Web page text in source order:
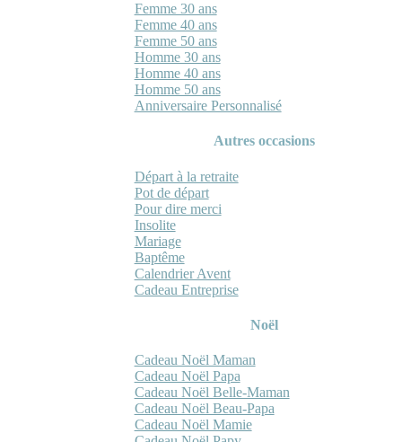
Femme 30 ans
Femme 40 ans
Femme 50 ans
Homme 30 ans
Homme 40 ans
Homme 50 ans
Anniversaire Personnalisé
Autres occasions
Départ à la retraite
Pot de départ
Pour dire merci
Insolite
Mariage
Baptême
Calendrier Avent
Cadeau Entreprise
Noël
Cadeau Noël Maman
Cadeau Noël Papa
Cadeau Noël Belle-Maman
Cadeau Noël Beau-Papa
Cadeau Noël Mamie